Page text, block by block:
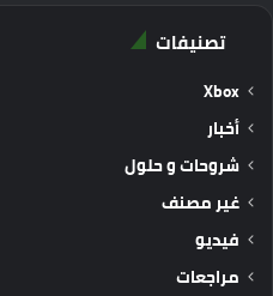
تصنيفات
Xbox
أخبار
شروحات و حلول
غير مصنف
فيديو
مراجعات